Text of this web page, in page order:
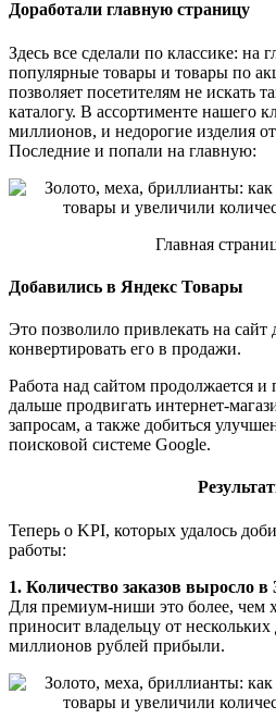
Доработали главную страницу
Здесь все сделали по классике: на
популярные товары и товары по
позволяет посетителям не искать
каталогу. В ассортименте нашего
миллионов, и недорогие изделия
Последние и попали на главную:
Главная
Добавились в Яндекс Товары
Это позволило привлекать на
конвертировать его в продажи.
Работа над сайтом продолжается
дальше продвигать интернет-
запросам, а также добиться
поисковой системе Google.
Теперь о KPI, которых удалось
работы:
1. Количество заказов выросло в
Для премиум-ниши это более, чем
приносит владельцу от нескольких
миллионов рублей прибыли.